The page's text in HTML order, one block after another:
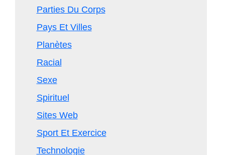
Parties Du Corps
Pays Et Villes
Planètes
Racial
Sexe
Spirituel
Sites Web
Sport Et Exercice
Technologie